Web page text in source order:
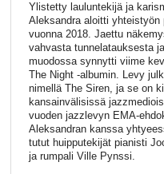
Ylistetty lauluntekijä ja
Aleksandra aloitti
vuonna 2018. Jaettu
vahvasta tunnelatauksesta
muodossa synnytti viime
The Night -albumin. Levy
nimellä The Siren, ja se on
kansainvälisissä
vuoden jazzlevyn EMA-
Aleksandran kanssa
tutut huipputekijät pianisti
ja rumpali Ville Pynssi.